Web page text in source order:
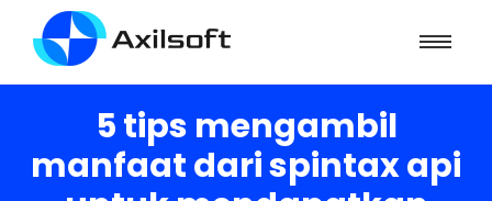
5 tips mengambil
manfaat dari spintax api